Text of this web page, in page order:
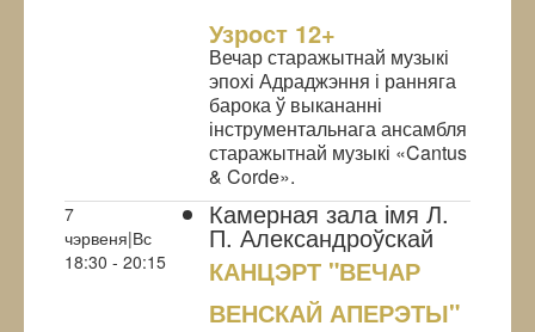
Узрoст 12+
Вечар старажытнай музыкі
эпохі Адраджэння і ранняга
барока ў выкананні
інструментальнага ансамбля
старажытнай музыкі «Cantus
& Corde».
7
чэрвеня|Вс
18:30 - 20:15
Камерная зала імя Л.
П. Александроўскай
КАНЦЭРТ "ВЕЧАР
ВЕНСКАЙ АПЕРЭТЫ"